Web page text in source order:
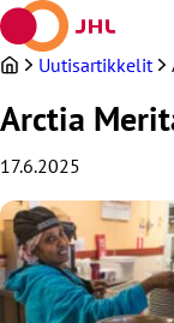
Siirry
sisältöön
Uutisartikkelit
Arctia
17.6.2025